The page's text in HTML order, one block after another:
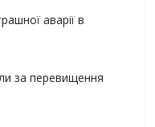
аварії в
за перевищення